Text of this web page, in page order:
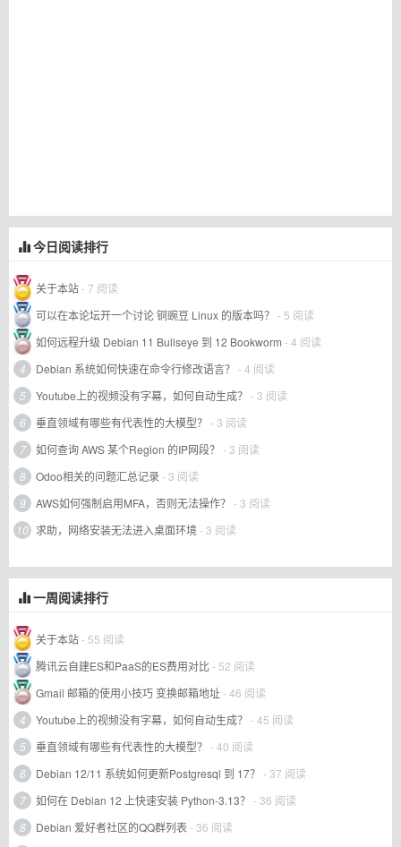
今日阅读排行
关于本站- 7 阅读
可以在本论坛开一个讨论 铜豌豆 Linux 的版本吗？ - 5 阅读
如何远程升级 Debian 11 Bullseye 到 12 Bookworm - 4 阅读
4
Debian 系统如何快速在命令行修改语言？ - 4 阅读
5
Youtube上的视频没有字幕，如何自动生成？ - 3 阅读
6
垂直领域有哪些有代表性的大模型？ - 3 阅读
7
如何查询 AWS 某个Region 的IP网段？ - 3 阅读
8
Odoo相关的问题汇总记录- 3 阅读
9
AWS如何强制启用MFA，否则无法操作？ - 3 阅读
10 求助，网络安装无法进入桌面环境 - 3 阅读
一周阅读排行
关于本站- 55 阅读
腾讯云自建ES和PaaS的ES费用对比- 52 阅读
Gmail 邮箱的使用小技巧 变换邮箱地址- 46 阅读
4
Youtube上的视频没有字幕，如何自动生成？ - 45 阅读
5
垂直领域有哪些有代表性的大模型？ - 40 阅读
6
Debian 12/11 系统如何更新Postgresql 到 17？ - 37 阅读
7
如何在 Debian 12 上快速安装 Python-3.13？ - 36 阅读
8
Debian 爱好者社区的QQ群列表 - 36 阅读